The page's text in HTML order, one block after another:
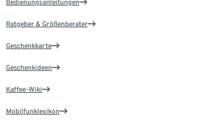
Bedienungsanleitungen
Ratgeber & Größenberater
Geschenkkarte
Geschenkideen
Kaffee-Wiki
Mobilfunklexikon